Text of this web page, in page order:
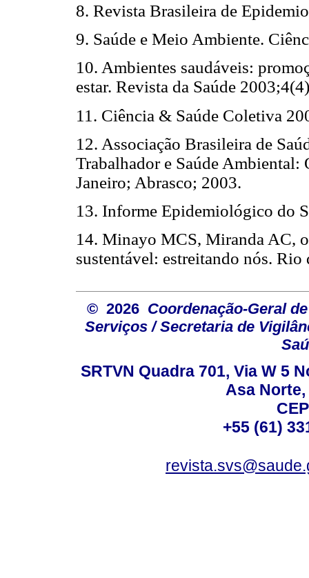
8. Revista Brasileira de
9. Saúde e Meio Ambiente.
10. Ambientes saudáveis:
estar. Revista da Saúde
11. Ciência & Saúde Coletiva
12. Associação Brasileira de
Trabalhador e Saúde Ambiental:
Janeiro; Abrasco; 2003.
13. Informe Epidemiológico do
14. Minayo MCS, Miranda AC,
sustentável: estreitando nós.
© 2026 Coordenação-Geral
Serviços / Secretaria de
SRTVN Quadra 701, Via W 5
Asa
+55 (61)